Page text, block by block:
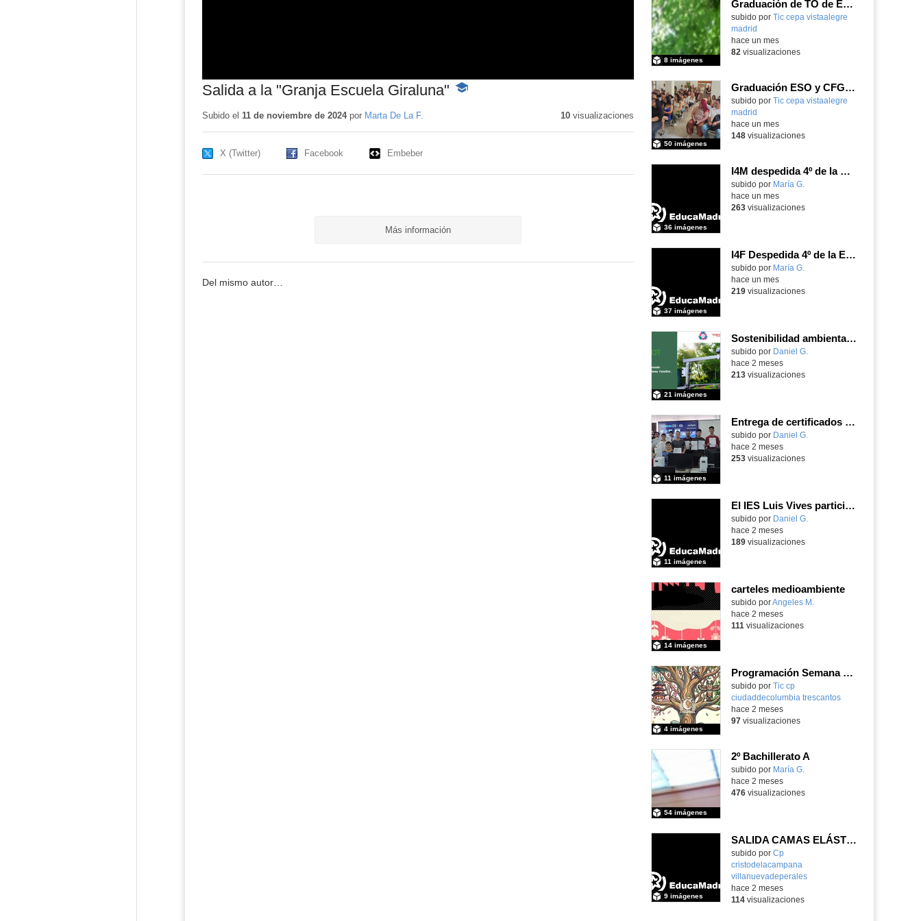
Salida a la "Granja Escuela Giraluna"
-
Subido el 11 de noviembre de 2024por Marta De La F. 10visualizaciones
X (Twitter) Facebook Embeber
Más información
Del mismo autor…
Graduación de TO de Empleo Doméstico
subido por Tic cepa vistaalegre
madrid
8 imágenes
hace un mes
82 visualizaciones
Graduación ESO y CFGB 2026
subido por Tic cepa vistaalegre
madrid
50 imágenes
hace un mes
148visualizaciones
I4M despedida 4º de la ESO
subido por María G.
36 imágenes
hace un mes
263visualizaciones
I4F Despedida 4º de la ESO
subido por María G.
37 imágenes
hace un mes
219visualizaciones
Sostenibilidad ambiental, eficiencia energética y sistemas de producción inteligente para la industria 4.0
subido por Daniel G.
21 imágenes
hace 2 meses
213visualizaciones
Entrega de certificados SIEMENS SINUMERIK
subido por Daniel G.
11 imágenes
hace 2 meses
253visualizaciones
El IES Luis Vives participa en la jornada de trabajo sobre mecanizado CNC e Industria 4.0
subido por Daniel G.
11 imágenes
hace 2 meses
189visualizaciones
carteles medioambiente
Contenido educativo.
subido porAngeles M.
14 imágenes
hace 2 meses
111 visualizaciones
Programación Semana Cultural 2025-26
subido por Tic cp
ciudaddecolumbia trescantos
4 imágenes
-
hace 2 meses
97visualizaciones
2º Bachillerato A
Contenido educativo.
subido por María G.
54 imágenes
hace 2 meses
476visualizaciones
SALIDA CAMAS ELÁSTICAS
subido por Cp
cristodelacampana
villanuevadeperales
9 imágenes
-
hace 2 meses
114visualizaciones